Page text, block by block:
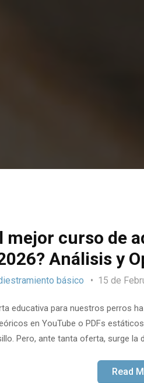
mejor curso de
Análisis y
básico 15 de
educativa para nuestros perros
en YouTube o PDFs
Pero, ante tanta oferta, surge la
Read